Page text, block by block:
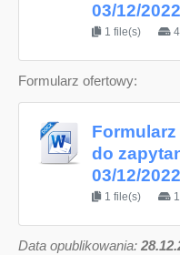
03/12/2022
1 file(s)
Formularz ofertowy:
do
03/12/2022
1 file(s)
Data opublikowania: